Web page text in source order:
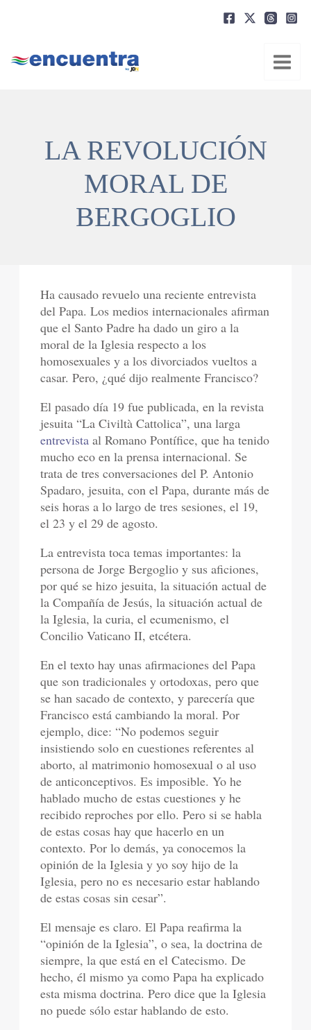
LA REVOLUCIÓN
MORAL DE
BERGOGLIO
Ha causado revuelo una reciente entrevista
del Papa. Los medios internacionales afirman
que el Santo Padre ha dado un giro a la
moral de la Iglesia respecto a los
homosexuales y a los divorciados vueltos a
casar. Pero, ¿qué dijo realmente Francisco?
El pasado día 19 fue publicada, en la revista
jesuita “La Civiltà Cattolica”, una larga
entrevista al Romano Pontífice, que ha tenido
mucho eco en la prensa internacional. Se
trata de tres conversaciones del P. Antonio
Spadaro, jesuita, con el Papa, durante más de
seis horas a lo largo de tres sesiones, el 19,
el 23 y el 29 de agosto.
La entrevista toca temas importantes: la
persona de Jorge Bergoglio y sus aficiones,
por qué se hizo jesuita, la situación actual de
la Compañía de Jesús, la situación actual de
la Iglesia, la curia, el ecumenismo, el
Concilio Vaticano II, etcétera.
En el texto hay unas afirmaciones del Papa
que son tradicionales y ortodoxas, pero que
se han sacado de contexto, y parecería que
Francisco está cambiando la moral. Por
ejemplo, dice: “No podemos seguir
insistiendo solo en cuestiones referentes al
aborto, al matrimonio homosexual o al uso
de anticonceptivos. Es imposible. Yo he
hablado mucho de estas cuestiones y he
recibido reproches por ello. Pero si se habla
de estas cosas hay que hacerlo en un
contexto. Por lo demás, ya conocemos la
opinión de la Iglesia y yo soy hijo de la
Iglesia, pero no es necesario estar hablando
de estas cosas sin cesar”.
El mensaje es claro. El Papa reafirma la
“opinión de la Iglesia”, o sea, la doctrina de
siempre, la que está en el Catecismo. De
hecho, él mismo ya como Papa ha explicado
esta misma doctrina. Pero dice que la Iglesia
no puede sólo estar hablando de esto.